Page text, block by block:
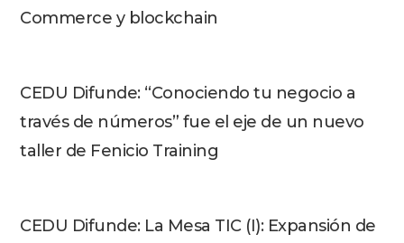
Commerce y blockchain
CEDU Difunde: “Conociendo tu negocio a
través de números” fue el eje de un nuevo
taller de Fenicio Training
CEDU Difunde: La Mesa TIC (I): Expansión de